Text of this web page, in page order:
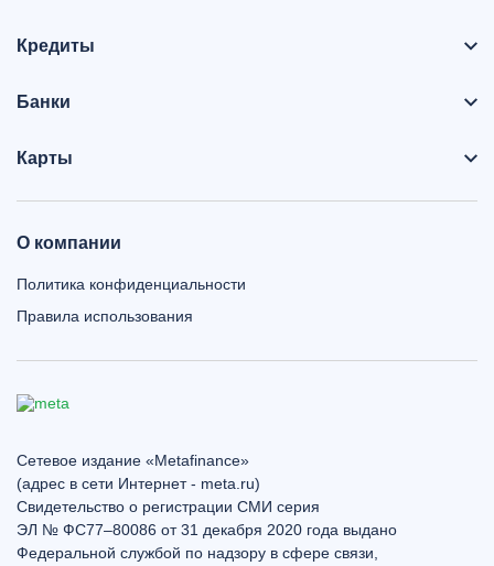
Кредиты
Банки
Карты
О компании
Политика конфиденциальности
Правила использования
Сетевое издание «Metafinance»
(адрес в сети Интернет - meta.ru)
Свидетельство о регистрации СМИ серия
ЭЛ № ФС77–80086 от 31 декабря 2020 года выдано
Федеральной службой по надзору в сфере связи,